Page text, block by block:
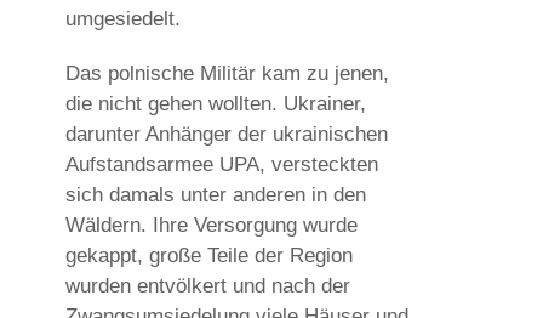
umgesiedelt.
Das polnische Militär kam zu jenen,
die nicht gehen wollten. Ukrainer,
darunter Anhänger der ukrainischen
Aufstandsarmee UPA, versteckten
sich damals unter anderen in den
Wäldern. Ihre Versorgung wurde
gekappt, große Teile der Region
wurden entvölkert und nach der